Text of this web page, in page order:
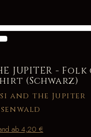
JUPITER -
(Schwarz)
and the Jupiter
ab 4,20 €